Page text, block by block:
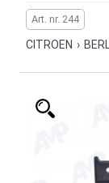
Art. nr. 244
CITROEN ›